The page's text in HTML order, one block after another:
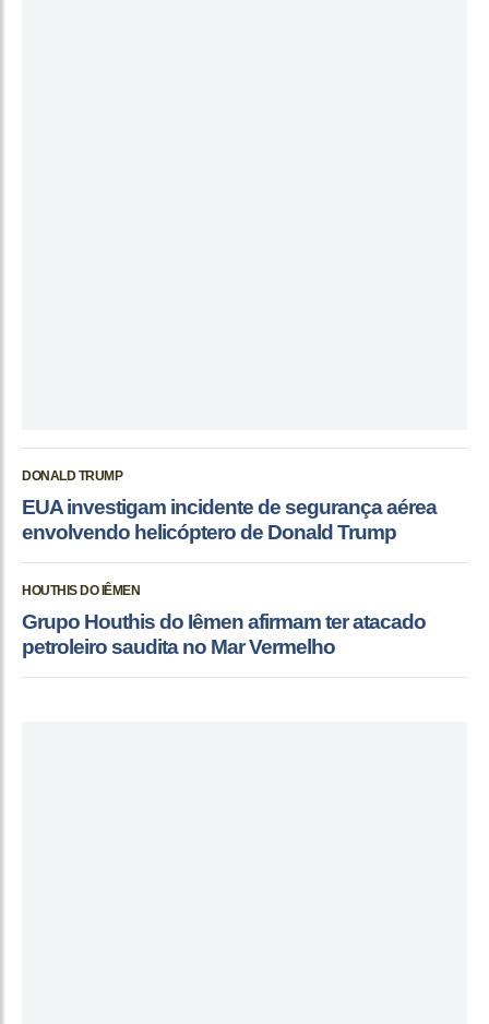
DONALD TRUMP
EUA investigam incidente de segurança aérea
envolvendo helicóptero de Donald Trump
HOUTHIS DO IÊMEN
Grupo Houthis do Iêmen afirmam ter atacado
petroleiro saudita no Mar Vermelho